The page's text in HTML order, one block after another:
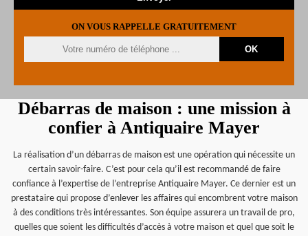
ON VOUS RAPPELLE GRATUITEMENT
Débarras de maison : une mission à
confier à Antiquaire Mayer
La réalisation d’un débarras de maison est une opération qui nécessite un
certain savoir-faire. C’est pour cela qu’il est recommandé de faire
confiance à l’expertise de l’entreprise Antiquaire Mayer. Ce dernier est un
prestataire qui propose d’enlever les affaires qui encombrent votre maison
à des conditions très intéressantes. Son équipe assurera un travail de pro,
quelles que soient les difficultés d’accès à votre maison et quel que soit le